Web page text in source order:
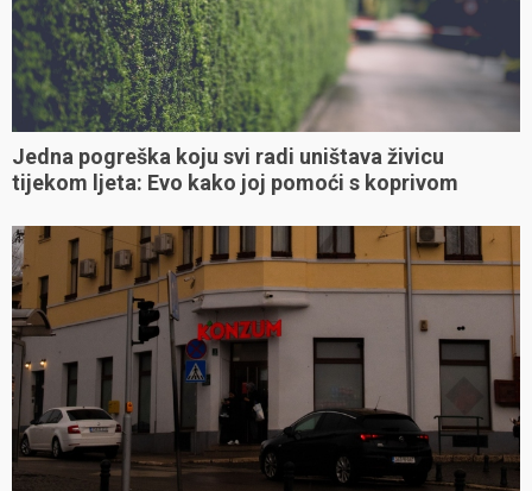
Jedna pogreška koju svi radi uništava živicu
tijekom ljeta: Evo kako joj pomoći s koprivom